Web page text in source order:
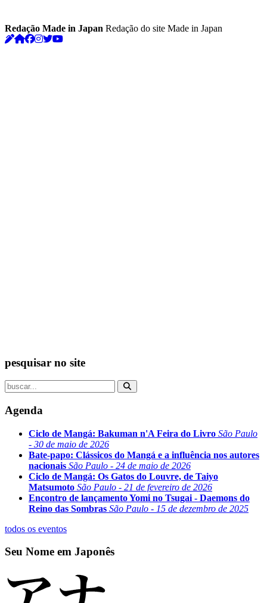
Redação Made in Japan Redação do site Made in Japan
pesquisar no site
Agenda
Ciclo de Mangá: Bakuman n'A Feira do Livro São Paulo
- 30 de maio de 2026
Bate-papo: Clássicos do Mangá e a influência nos autores
nacionais São Paulo - 24 de maio de 2026
Ciclo de Mangá: Os Gatos do Louvre, de Taiyo
Matsumoto São Paulo - 21 de fevereiro de 2026
Encontro de lançamento Yomi no Tsugai - Daemons do
Reino das Sombras São Paulo - 15 de dezembro de 2025
todos os eventos
Seu Nome em Japonês